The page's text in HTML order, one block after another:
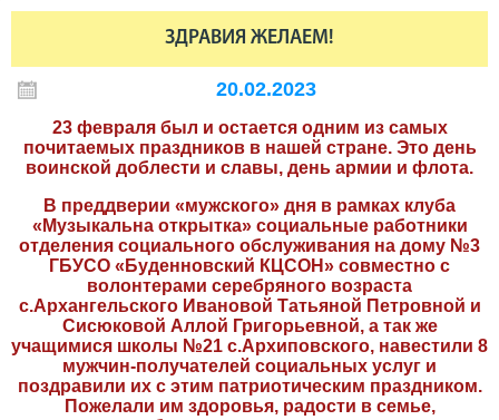
ЗДРАВИЯ ЖЕЛАЕМ!
20.02.2023
23 февраля был и остается одним из самых
почитаемых праздников в нашей стране. Это день
воинской доблести и славы, день армии и флота.
В преддверии «мужского» дня в рамках клуба
«Музыкальна открытка» социальные работники
отделения социального обслуживания на дому №3
ГБУСО «Буденновский КЦСОН» совместно с
волонтерами серебряного возраста
с.Архангельского Ивановой Татьяной Петровной и
Сисюковой Аллой Григорьевной, а так же
учащимися школы №21 с.Архиповского, навестили 8
мужчин-получателей социальных услуг и
поздравили их с этим патриотическим праздником.
Пожелали им здоровья, радости в семье,